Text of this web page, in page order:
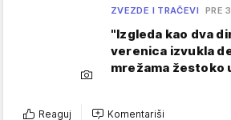
ZVEZDE I TRAČEVI PRE
"Izgleda kao dva
verenica izvukla
mrežama žestoko
Reaguj Komentariši